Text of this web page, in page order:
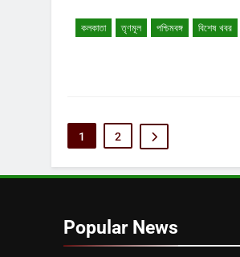
কলকাতা তৃণমূল পশ্চিমবঙ্গ বিশেষ খবর
1 2
Popular News